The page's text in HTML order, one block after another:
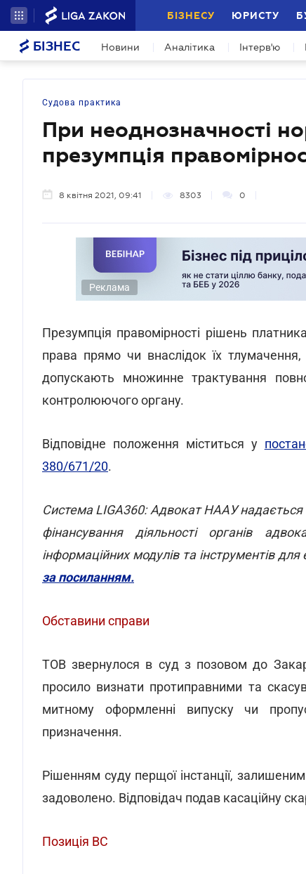
БІЗНЕСУ ЮРИСТУ
БІЗНЕС Новини Аналітика Інтерв'ю
Судова практика
При неоднозначності
презумпція
8 квітня 2021, 09:41 8303 0
Реклама
Презумпція правомірності рішень
права прямо чи внаслідок їх
допускають множинне трактування
контролюючого органу.
Відповідне положення міститься у
380/671/20.
Система LIGA360: Адвокат НААУ
фінансування діяльності органів
інформаційних модулів та інструментів
за посиланням.
Обставини справи
ТОВ звернулося в суд з позовом до
просило визнати протиправними та
митному оформленні випуску чи
призначення.
Рішенням суду перщої інстанції,
задоволено. Відповідач подав касаційну
Позиція ВС